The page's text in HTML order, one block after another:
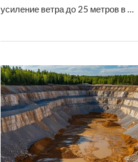
усиление ветра до 25 метров в …